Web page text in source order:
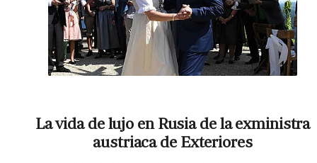
La vida de lujo en Rusia de la exministra
austriaca de Exteriores